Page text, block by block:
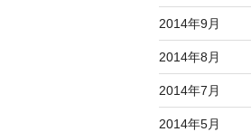
2014年9月
2014年8月
2014年7月
2014年5月